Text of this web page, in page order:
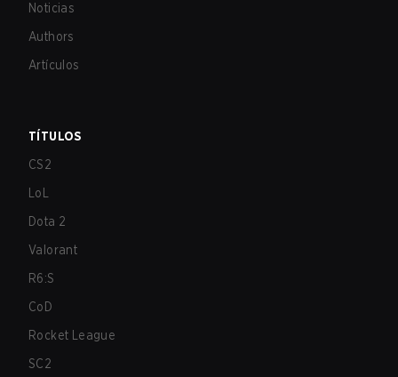
Noticias
Authors
Artículos
TÍTULOS
CS2
LoL
Dota 2
Valorant
R6:S
CoD
Rocket League
SC2